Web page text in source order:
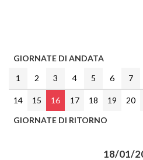
GIORNATE DI ANDATA
1
2 3 4 5 6 7
14 15 16 17 18 19 20
GIORNATE DI RITORNO
18/01/